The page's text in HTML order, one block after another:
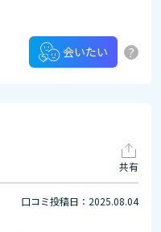
会いたい ?
共有
口コミ投稿日：2025.08.04